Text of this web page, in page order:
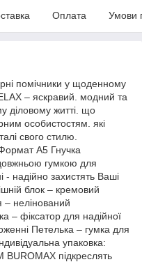
Оплата Умови
помічники у щоденному
– яскравий. модний та
діловому житті. що
особистостям. які
свого стилю.
А5 Гнучка
гумкою для
- надійно захистять Ваші
блок – кремовий
– нелінований
– фіксатор для надійної
Петелька – гумка для
упаковка:
BUROMAX підкреслять